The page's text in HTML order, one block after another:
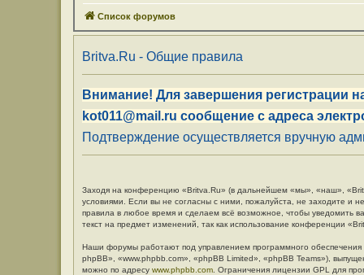
Список форумов
Britva.Ru - Общие правила
Внимание! Для завершения регистрации
kot011@mail.ru сообщение с адреса
Подтверждение осуществляется вручную
Заходя на конференцию «Britva.Ru» (в дальнейшем «мы», «наш»,
условиями. Если вы не согласны с ними, пожалуйста, не заходите и
правила в любое время и сделаем всё возможное, чтобы уведомить
текст на предмет изменений, так как использование конференции
Наши форумы работают под управлением программного
phpBB», «www.phpbb.com», «phpBB Limited», «phpBB Teams»),
можно по адресу www.phpbb.com . Ограничения лицензии GPL для